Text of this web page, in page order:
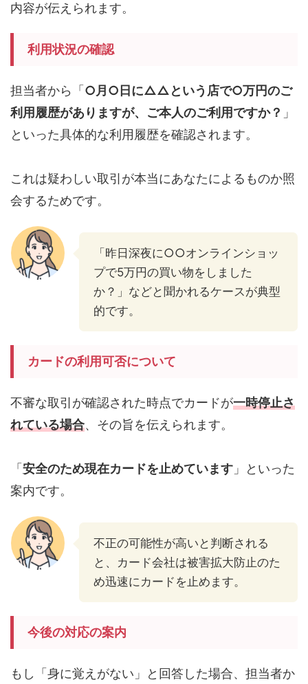
内容が伝えられます。
利用状況の確認
担当者から「 ○月○日に△△という店で○万円のご
利用履歴がありますが、ご本人のご利用ですか？ 」
といった具体的な利用履歴を確認されます。
これは疑わしい取引が本当にあなたによるものか照
会するためです。
「昨日深夜に○○オンラインショッ
プで5万円の買い物をしました
か？」などと聞かれるケースが典型
的です。
カードの利用可否について
不審な取引が確認された時点でカードが一時停止さ
れている場合、その旨を伝えられます。
「 安全のため現在カードを止めています 」といった
案内です。
不正の可能性が高いと判断される
と、カード会社は被害拡大防止のた
め迅速にカードを止めます。
今後の対応の案内
もし「身に覚えがない」と回答した場合、担当者か